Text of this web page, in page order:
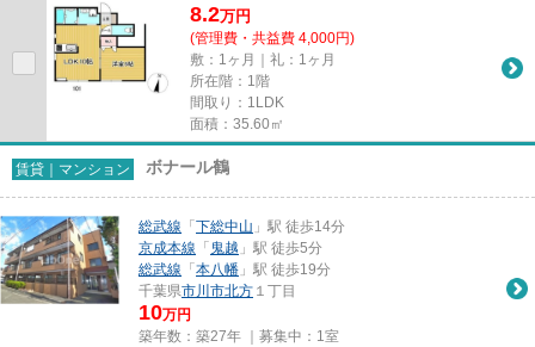
8.2万円
(管理費・共益費 4,000円)
敷：1ヶ月｜礼：1ヶ月
所在階：1階
間取り：1LDK
面積：35.60㎡
賃貸｜マンション ボナール鶴
総武線 「 下総中山 」駅 徒歩14分
京成本線 「 鬼越 」駅 徒歩5分
総武線 「 本八幡 」駅 徒歩19分
千葉県市川市北方 １丁目
10万円
築年数：築27年 ｜募集中： 1室